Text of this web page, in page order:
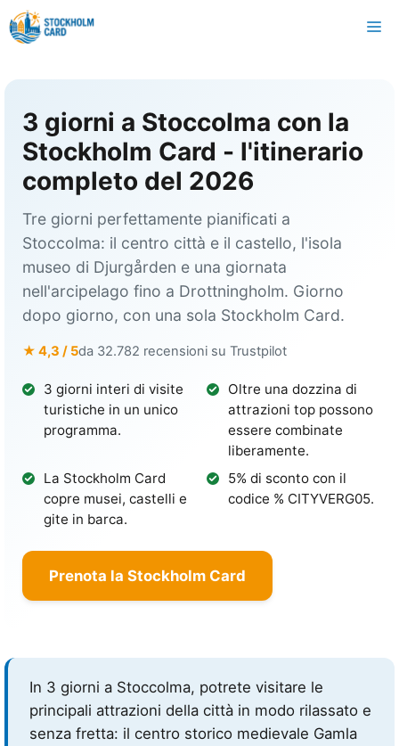
Vai
al
3 giorni a Stoccolma con la
Stockholm Card - l'itinerario
completo del 2026
Tre giorni perfettamente pianificati a
Stoccolma: il centro città e il castello, l'isola
museo di Djurgården e una giornata
nell'arcipelago fino a Drottningholm. Giorno
dopo giorno, con una sola Stockholm Card.
★ 4,3 / 5da 32.782 recensioni su Trustpilot
3 giorni interi di visite
turistiche in un unico
programma.
Oltre una dozzina di
attrazioni top possono
essere combinate
liberamente.
La Stockholm Card
copre musei, castelli e
gite in barca.
5% di sconto con il
codice % CITYVERG05.
Prenota la Stockholm Card
In 3 giorni a Stoccolma, potrete visitare le
principali attrazioni della città in modo rilassato e
senza fretta: il centro storico medievale Gamla